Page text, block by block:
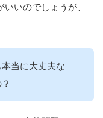
いのでしょうが、
当に大丈夫な